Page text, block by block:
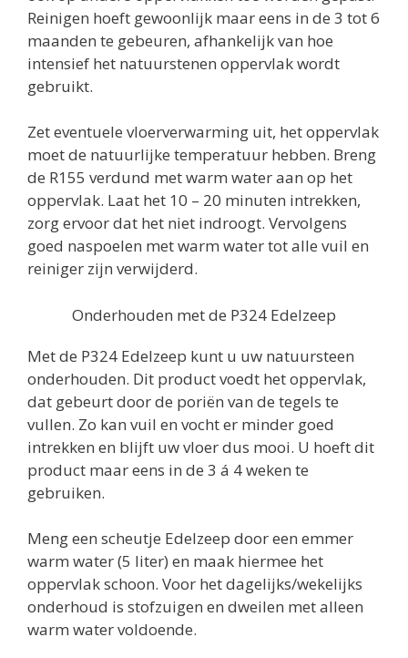
Reinigen hoeft gewoonlijk maar eens in de 3 tot 6
maanden te gebeuren, afhankelijk van hoe
intensief het natuurstenen oppervlak wordt
gebruikt.
Zet eventuele vloerverwarming uit, het oppervlak
moet de natuurlijke temperatuur hebben. Breng
de R155 verdund met warm water aan op het
oppervlak. Laat het 10 – 20 minuten intrekken,
zorg ervoor dat het niet indroogt. Vervolgens
goed naspoelen met warm water tot alle vuil en
reiniger zijn verwijderd.
Onderhouden met de P324 Edelzeep
Met de P324 Edelzeep kunt u uw natuursteen
onderhouden. Dit product voedt het oppervlak,
dat gebeurt door de poriën van de tegels te
vullen. Zo kan vuil en vocht er minder goed
intrekken en blijft uw vloer dus mooi. U hoeft dit
product maar eens in de 3 á 4 weken te
gebruiken.
Meng een scheutje Edelzeep door een emmer
warm water (5 liter) en maak hiermee het
oppervlak schoon. Voor het dagelijks/wekelijks
onderhoud is stofzuigen en dweilen met alleen
warm water voldoende.